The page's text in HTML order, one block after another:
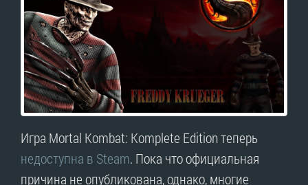
Игра Mortal Kombat: Komplete Edition теперь
недоступна в Steam. Пока что официальная
причина не опубликована, однако, многие